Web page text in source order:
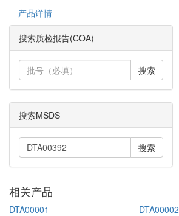
产品详情
搜索质检报告(COA)
搜索
搜索MSDS
搜索
相关产品
DTA00001 DTA00002